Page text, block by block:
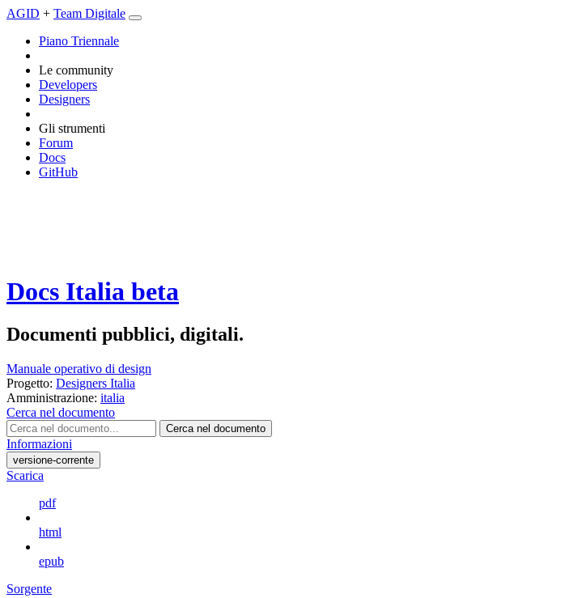
AGID + Team Digitale
Piano Triennale
Le community
Developers
Designers
Gli strumenti
Forum
Docs
GitHub
Docs Italia beta
Documenti pubblici, digitali.
Manuale operativo di design
Progetto: Designers Italia
Amministrazione: italia
Cerca nel documento
Cerca nel documento
Informazioni
versione-corrente
Scarica
pdf
html
epub
Sorgente